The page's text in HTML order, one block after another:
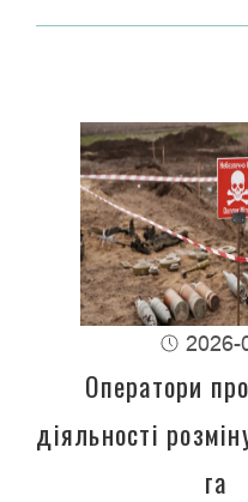
2026-
Оператори
діяльності
га